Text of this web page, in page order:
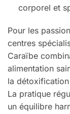
corporel et
Pour les
centres
Caraïbe
alimentation
la
La pratique
un équilibre